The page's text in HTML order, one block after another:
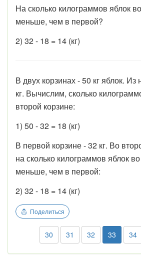
На сколько килограммов яблок
меньше, чем в первой?
2) 32 - 18 = 14 (кг)
В двух корзинах - 50 кг яблок.
кг. Вычислим, сколько
второй корзине:
1) 50 - 32 = 18 (кг)
В первой корзине - 32 кг. Во
на сколько килограммов яблок
меньше, чем в первой:
2) 32 - 18 = 14 (кг)
Поделиться
30 31 32 33 34